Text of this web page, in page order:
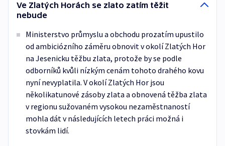
Ve Zlatých Horách se zlato zatím těžit
nebude
Ministerstvo průmyslu a obchodu prozatím upustilo
od ambiciózního záměru obnovit v okolí Zlatých Hor
na Jesenicku těžbu zlata, protože by se podle
odborníků kvůli nízkým cenám tohoto drahého kovu
nyní nevyplatila. V okolí Zlatých Hor jsou
několikatunové zásoby zlata a obnovená těžba zlata
v regionu sužovaném vysokou nezaměstnaností
mohla dát v následujících letech práci možná i
stovkám lidí.